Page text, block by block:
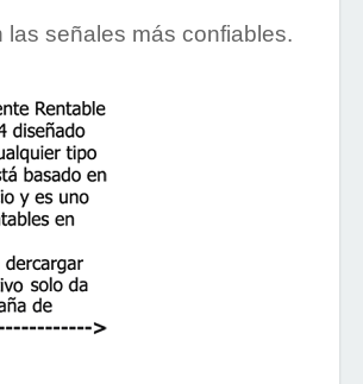
las señales más confiables.